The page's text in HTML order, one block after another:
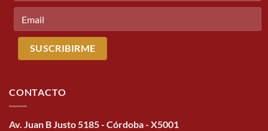
CONTACTO
Av. Juan B Justo 5185 - Córdoba - X5001